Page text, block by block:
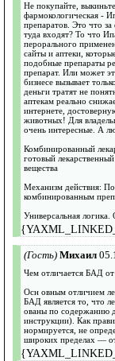
Не покупайте,
фармокологическая -
препаратов. Это что за
туда входят? То что
перорального
сайты и аптеки,
подобные препараты
препарат. Или может
бизнесе вызывает
деньги тратят не
аптекам реально
интернете,
животных! Для
очень интересные. А
Комбинированный
готовый
вещества
Механизм действия: По
комбинированным
Универсальная логика.
(Гость) Михаил
Чем отличается БАД от
Осн овным отличием
БАД является то, что
ованы по содержанию
инструкции). Как
нормируется, не
широких пределах —